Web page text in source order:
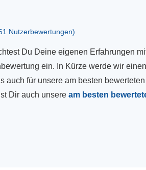
Nutzerbewertungen)
Du Deine eigenen Erfahrungen
ein. In Kürze werde wir
auch für unsere am besten
Dir auch unsere am besten